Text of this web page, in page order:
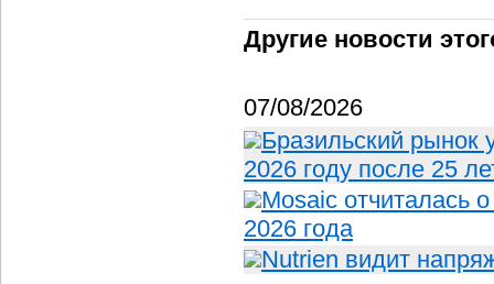
Другие новости
07/08/2026
Бразильский рынок
2026 году после 25
Mosaic отчиталась
2026 года
Nutrien видит